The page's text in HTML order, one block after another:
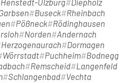
Henstedt-Ulzburg Diepholz
Buseck Rheinbach
Pößneck Rödinghausen
Norden Andernach
Herzogenaurach
Dormagen
Wörrstadt Puchheim Bodnegg
Remscheid Langenfeld
Schlangenbad Vechta